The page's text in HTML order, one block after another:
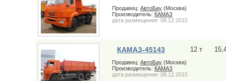
Продавец: АвтоБау (Москва)
Производитель: КАМАЗ
дата размещения: 08.12.2015
КАМАЗ-45143 12 т
Продавец: АвтоБау (Москва)
Производитель: КАМАЗ
дата размещения: 08.12.2015